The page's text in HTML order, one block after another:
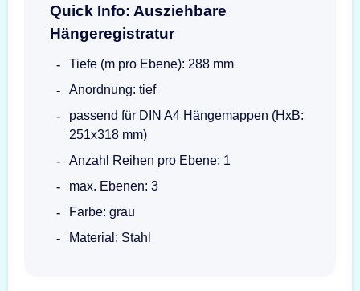
Quick Info: Ausziehbare
Hängeregistratur
Tiefe (m pro Ebene): 288 mm
Anordnung: tief
passend für DIN A4 Hängemappen (HxB:
251x318 mm)
Anzahl Reihen pro Ebene: 1
max. Ebenen: 3
Farbe: grau
Material: Stahl